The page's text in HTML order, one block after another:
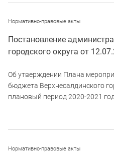
Нормативно-правовые акты
Постановление
городского округа от
Об утверждении Плана
бюджета Верхнесалдинского
плановый период 2020-2021
Нормативно-правовые акты